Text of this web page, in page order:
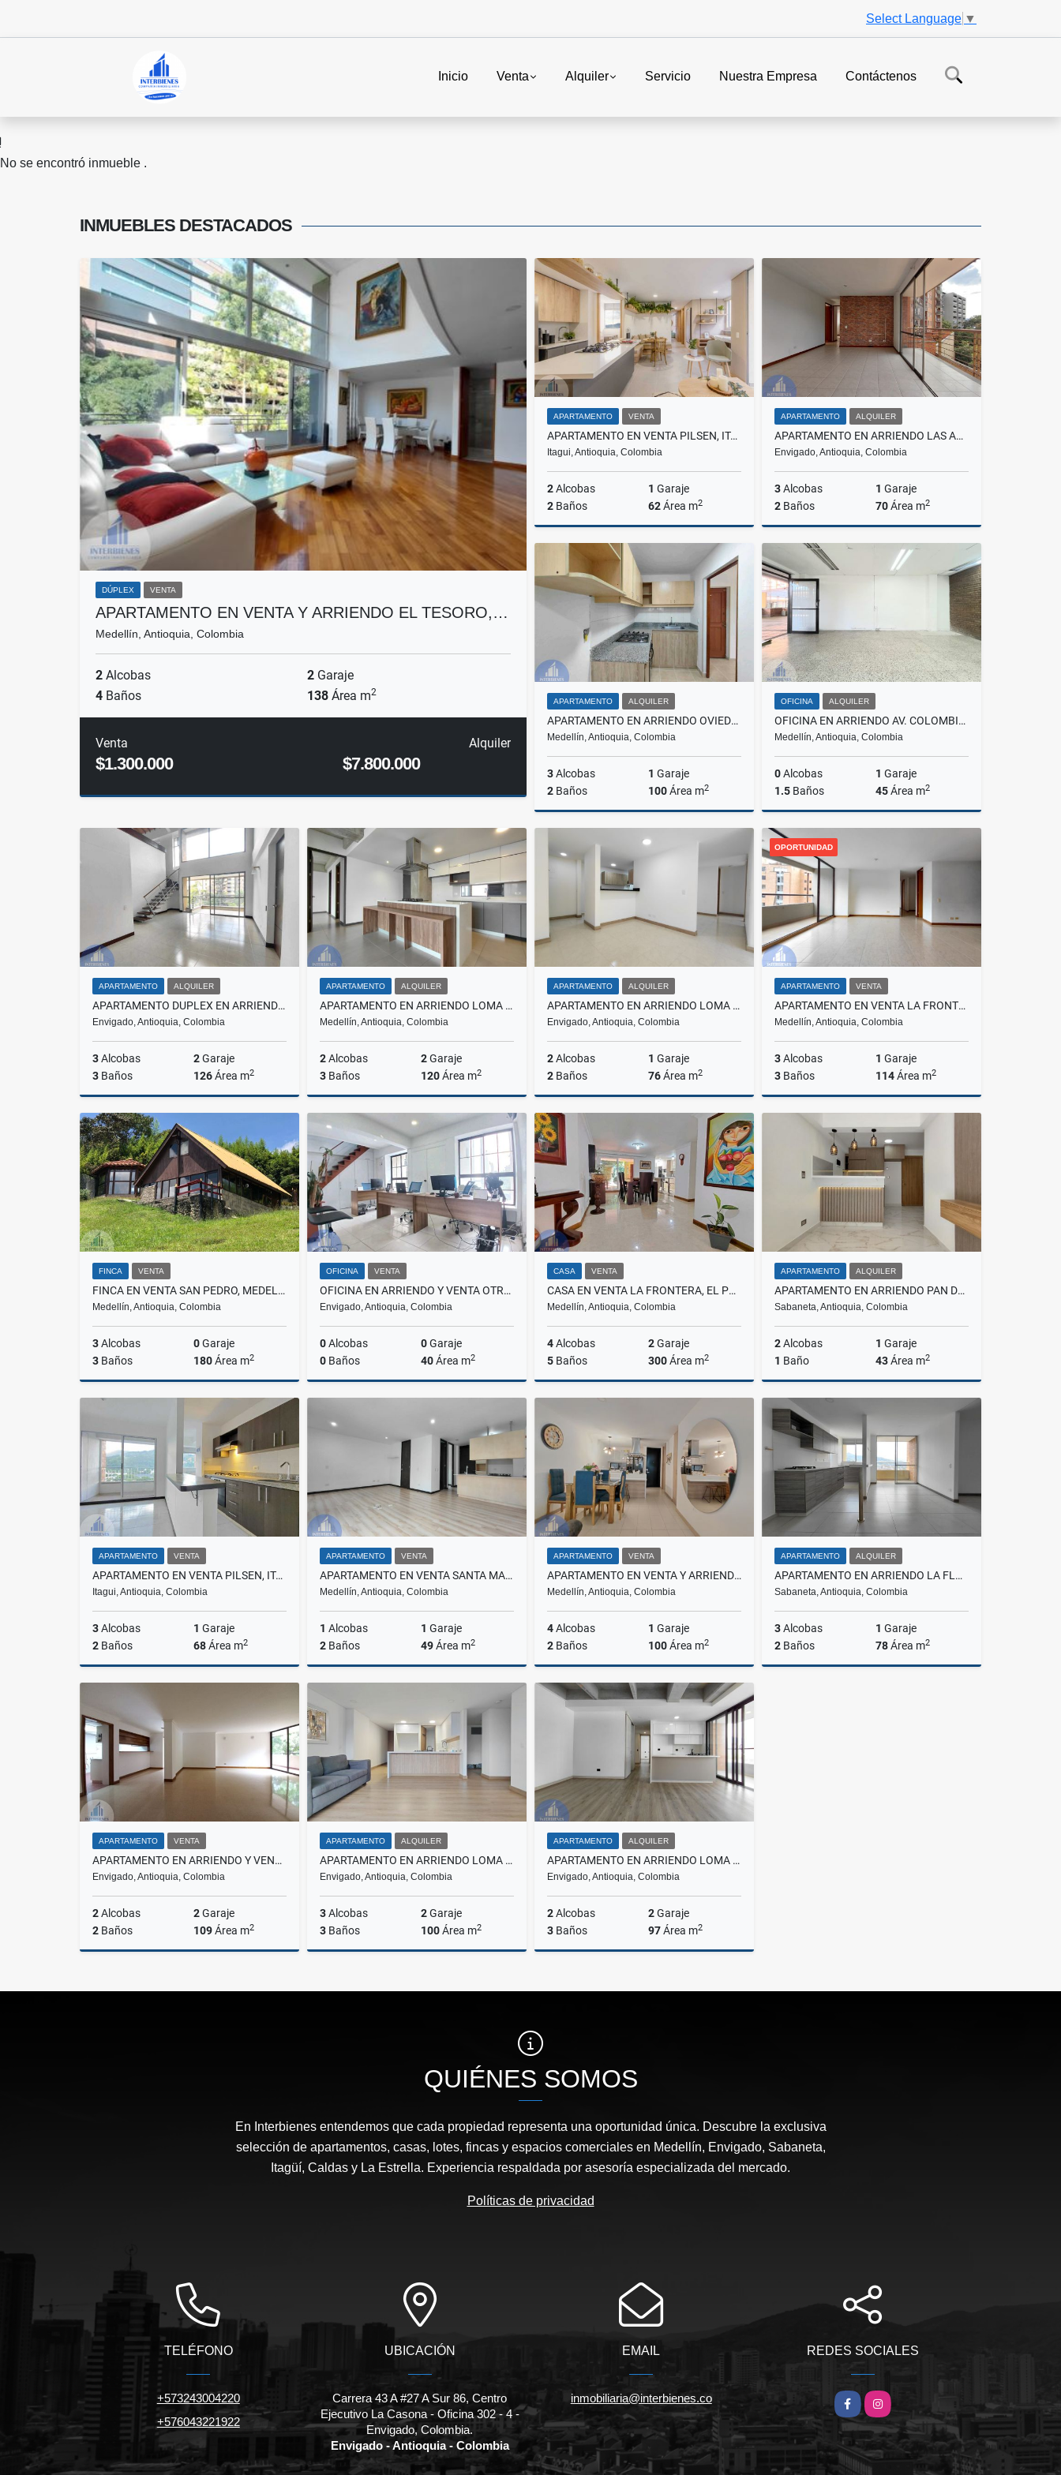
Select Language ▼
Inicio Venta Alquiler Servicio Nuestra Empresa Contáctenos
No se encontró inmueble .
INMUEBLES DESTACADOS
DÚPLEX VENTA
APARTAMENTO EN VENTA Y ARRIENDO EL TESORO,…
Medellín, Antioquia, Colombia
2 Alcobas 2 Garaje
4 Baños 138 Área m2
Venta
$1.300.000
Alquiler
$7.800.000
APARTAMENTO VENTA
APARTAMENTO EN VENTA PILSEN, ITAGÜÌ
Itagui, Antioquia, Colombia
2Alcobas 1 Garaje
2 Baños 62Área m2
Venta
$485.000.000
APARTAMENTO ALQUILER
APARTAMENTO EN ARRIENDO LAS ANTILLAS, ENVIGADO
Envigado, Antioquia, Colombia
3Alcobas 1 Garaje
2 Baños 70Área m2
Alquiler
$2.500.000
APARTAMENTO ALQUILER
APARTAMENTO EN ARRIENDO OVIEDO, MEDELLIN
Medellín, Antioquia, Colombia
3Alcobas 1 Garaje
2 Baños 100Área m2
Alquiler
OFICINA ALQUILER
OFICINA EN ARRIENDO AV. COLOMBIA, MEDELLIN
Medellín, Antioquia, Colombia
0Alcobas 1 Garaje
1.5 Baños 45Área m2
APARTAMENTO ALQUILER
APARTAMENTO DUPLEX EN ARRIENDO LOMA DEL ESCOBERO, ENVIGADO
Envigado, Antioquia, Colombia
3Alcobas 2Garaje
3 Baños 126Área m2
$6.000.000
APARTAMENTO ALQUILER
APARTAMENTO EN ARRIENDO LOMA DE LOS PARRAS, EL POBLADO
Medellín, Antioquia, Colombia
2Alcobas 2Garaje
3 Baños 120Área m2
Alquiler
$8.500.000
APARTAMENTO ALQUILER
APARTAMENTO EN ARRIENDO LOMA CUMBRES, ENVIGADO
Envigado, Antioquia, Colombia
2Alcobas 1 Garaje
2 Baños 76Área m2
Alquiler
OPORTUNIDAD
APARTAMENTO VENTA
APARTAMENTO EN VENTA LA FRONTERA, EL POBLADO
Medellín, Antioquia, Colombia
3Alcobas 1 Garaje
3 Baños 114Área m2
$960.000.000
FINCA VENTA
FINCA EN VENTA SAN PEDRO, MEDELLÍN.
Medellín, Antioquia, Colombia
3Alcobas 0Garaje
3 Baños 180Área m2
Venta
$800.000.000
OFICINA VENTA
OFICINA EN ARRIENDO Y VENTA OTRAPARTE, ENVIGADO
Envigado, Antioquia, Colombia
0Alcobas 0Garaje
0 Baños 40Área m2
$370.000.000
CASA VENTA
CASA EN VENTA LA FRONTERA, EL POBLADO
Medellín, Antioquia, Colombia
4Alcobas 2Garaje
5 Baños 300Área m2
APARTAMENTO ALQUILER
APARTAMENTO EN ARRIENDO PAN DE AZÚCAR, SABANETA
Sabaneta, Antioquia, Colombia
2Alcobas 1 Garaje
1 Baño 43Área m2
Alquiler
APARTAMENTO VENTA
APARTAMENTO EN VENTA PILSEN, ITAGÜÍ
Itagui, Antioquia, Colombia
3Alcobas 1 Garaje
2 Baños 68Área m2
APARTAMENTO VENTA
APARTAMENTO EN VENTA SANTA MARÍA DE LOS ÁNGELES, EL POBLADO
Medellín, Antioquia, Colombia
1 Alcobas 1 Garaje
2 Baños 49Área m2
APARTAMENTO VENTA
APARTAMENTO EN VENTA Y ARRIENDO
Medellín, Antioquia, Colombia
4Alcobas 1 Garaje
2 Baños 100Área m2
Venta
$850.000.000
Alquiler
$4.700.000
APARTAMENTO ALQUILER
APARTAMENTO EN ARRIENDO LA FLORIDA, SABANETA
Sabaneta, Antioquia, Colombia
3Alcobas 1 Garaje
2 Baños 78Área m2
APARTAMENTO VENTA
APARTAMENTO EN ARRIENDO Y VENTA ZÚÑIGA, ENVIGADO
Envigado, Antioquia, Colombia
2Alcobas 2Garaje
2 Baños 109Área m2
$740.000.000 $3.600.000
APARTAMENTO ALQUILER
APARTAMENTO EN ARRIENDO LOMA DE LAS BRUJAS, ENVIGADO
Envigado, Antioquia, Colombia
3Alcobas 2Garaje
3 Baños 100Área m2
$5.800.000
APARTAMENTO ALQUILER
APARTAMENTO EN ARRIENDO LOMA DE LOS MESA, ENVIGADO
Envigado, Antioquia, Colombia
2Alcobas 2Garaje
3 Baños 97Área m2
$5.700.000
QUIÉNES SOMOS
En Interbienes entendemos que cada propiedad representa una oportunidad única. Descubre la exclusiva
selección de apartamentos, casas, lotes, fincas y espacios comerciales en Medellín, Envigado, Sabaneta,
Itagüí, Caldas y La Estrella. Experiencia respaldada por asesoría especializada del mercado.
Políticas de privacidad
TELÉFONO
+573243004220
+576043221922
UBICACIÓN
Carrera 43 A #27 A Sur 86, Centro
Ejecutivo La Casona - Oficina 302 - 4 -
Envigado, Colombia.
Envigado - Antioquia - Colombia
EMAIL
inmobiliaria@interbienes.co
REDES SOCIALES
Facebook
Instagram